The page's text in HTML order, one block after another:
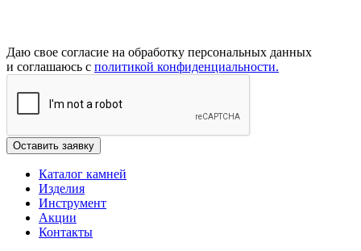
Даю свое согласие на обработку персональных данных
и соглашаюсь с политикой конфиденциальности.
Каталог камней
Изделия
Инструмент
Акции
Контакты